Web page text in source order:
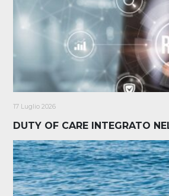
17 Luglio 2026
DUTY OF CARE INTEGRATO